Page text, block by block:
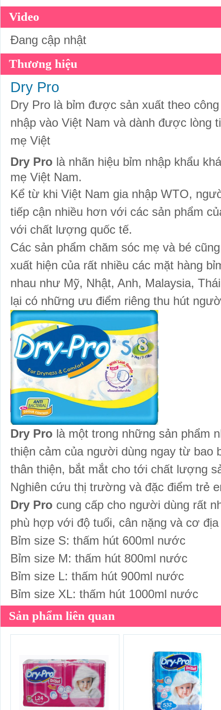
Video
Đang cập nhật
Thương hiệu
Dry Pro
Dry Pro là bỉm được sản xuất theo
nhập vào Việt Nam và dành được lòng
mẹ Việt
Dry Pro là nhãn hiệu bỉm nhập khẩu
mẹ Việt Nam.
Kể từ khi Việt Nam gia nhập WTO,
tiếp cận nhiều hơn với các sản phẩm
với chất lượng quốc tế.
Các sản phẩm chăm sóc mẹ và bé
xuất hiện của rất nhiều các mặt hàng
nhau như Mỹ, Nhật, Anh, Malaysia,
lại có những ưu điểm riêng thu hút
Dry Pro là một trong những sản phẩm
thiện cảm của người dùng ngay từ bao
thân thiện, bắt mắt cho tới chất lượng
Nghiên cứu thị trường và đặc điểm trẻ
Dry Pro cung cấp cho người dùng rất
phù hợp với độ tuổi, cân nặng và cơ địa
Bỉm size S: thấm hút 600ml nước
Bỉm size M: thấm hút 800ml nước
Bỉm size L: thấm hút 900ml nước
Bỉm size XL: thấm hút 1000ml nước
Sản phẩm liên quan